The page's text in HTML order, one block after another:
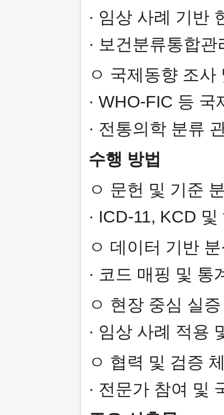
· 임상 사례 기반
· 보건분류통합
ㅇ 국제동향 조사
· WHO-FIC 등
· 전통의학 분류
수행 방법
ㅇ 문헌 및 기준
· ICD-11, KCD
ㅇ 데이터 기반
· 코드 매핑 및 통
ㅇ 현장 중심 실
· 임상 사례 적용
ㅇ 협력 및 검증
· 전문가 참여 및